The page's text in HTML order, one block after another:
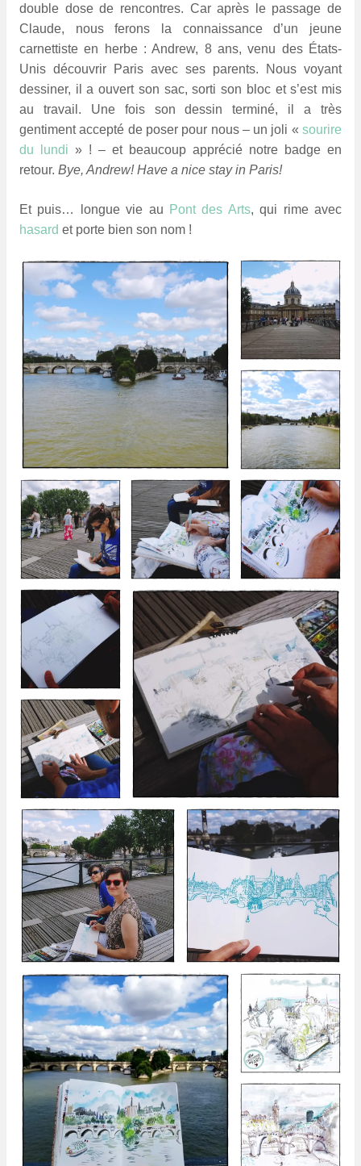
double dose de rencontres. Car après le passage de
Claude, nous ferons la connaissance d’un jeune
carnettiste en herbe : Andrew, 8 ans, venu des États-
Unis découvrir Paris avec ses parents. Nous voyant
dessiner, il a ouvert son sac, sorti son bloc et s’est mis
au travail. Une fois son dessin terminé, il a très
gentiment accepté de poser pour nous – un joli « sourire
du lundi » ! – et beaucoup apprécié notre badge en
retour. Bye, Andrew! Have a nice stay in Paris!
Et puis… longue vie au Pont des Arts, qui rime avec
hasard et porte bien son nom !